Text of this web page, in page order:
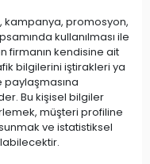
kampanya, promosyon,
kullanılması ile
firmanın kendisine ait
bilgilerini iştirakleri ya
paylaşmasına
Bu kişisel bilgiler
müşteri profiline
ve istatistiksel